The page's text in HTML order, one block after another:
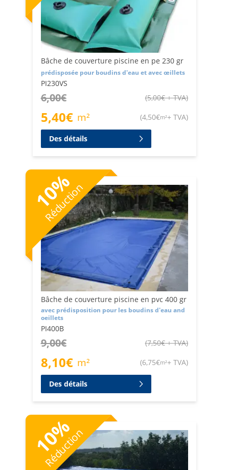
haute qualité.
Bâche de couverture piscine en pe 230 gr
prédisposée pour boudins d'eau et avec œillets
PI230VS
6,00€ (5,00€+ TVA)
5,40€ m² (4,50€m²+ TVA)
Des détails
10
%
Réduction
Bâche de couverture piscine en pvc 400 gr
avec prédisposition pour les boudins d'eau and
oeillets
PI400B
9,00€ (7,50€+ TVA)
8,10€ m² (6,75€m²+ TVA)
Des détails
10
%
Réduction